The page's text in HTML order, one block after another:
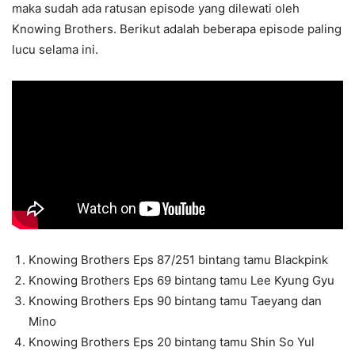
maka sudah ada ratusan episode yang dilewati oleh
Knowing Brothers. Berikut adalah beberapa episode paling
lucu selama ini.
Knowing Brothers Eps 87/251 bintang tamu Blackpink
Knowing Brothers Eps 69 bintang tamu Lee Kyung Gyu
Knowing Brothers Eps 90 bintang tamu Taeyang dan
Mino
Knowing Brothers Eps 20 bintang tamu Shin So Yul